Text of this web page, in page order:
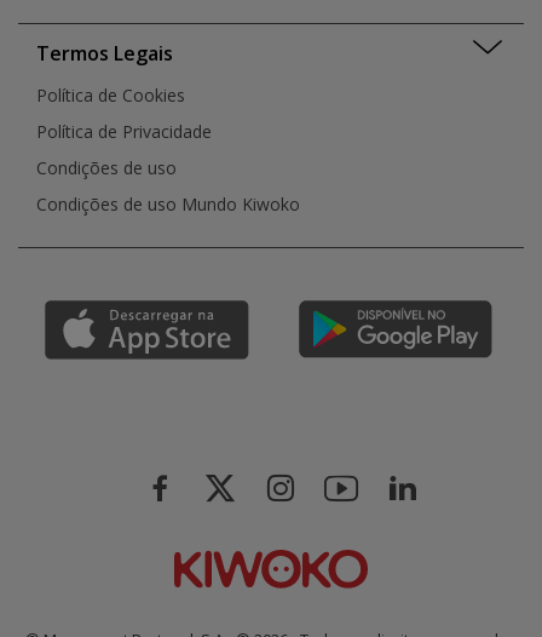
Termos Legais
Política de Cookies
Política de Privacidade
Condições de uso
Condições de uso Mundo Kiwoko